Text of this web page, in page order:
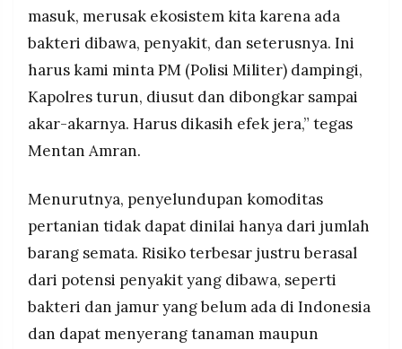
masuk, merusak ekosistem kita karena ada
bakteri dibawa, penyakit, dan seterusnya. Ini
harus kami minta PM (Polisi Militer) dampingi,
Kapolres turun, diusut dan dibongkar sampai
akar-akarnya. Harus dikasih efek jera,” tegas
Mentan Amran.
Menurutnya, penyelundupan komoditas
pertanian tidak dapat dinilai hanya dari jumlah
barang semata. Risiko terbesar justru berasal
dari potensi penyakit yang dibawa, seperti
bakteri dan jamur yang belum ada di Indonesia
dan dapat menyerang tanaman maupun